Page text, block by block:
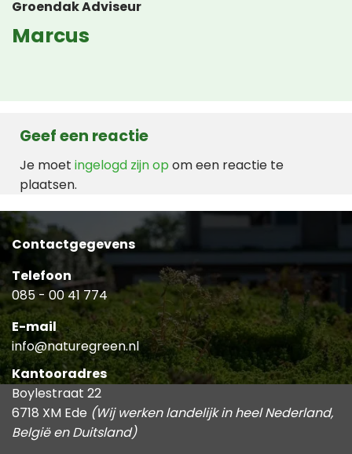
Groendak Adviseur
Marcus
Geef een reactie
Je moet ingelogd zijn op om een reactie te
plaatsen.
Contactgegevens
Telefoon
085 - 00 41 774
E-mail
info@naturegreen.nl
Kantooradres
Boylestraat 22
6718 XM Ede (Wij werken landelijk in heel Nederland,
België en Duitsland)